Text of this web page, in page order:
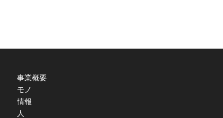
事業概要
モノ
情報
人